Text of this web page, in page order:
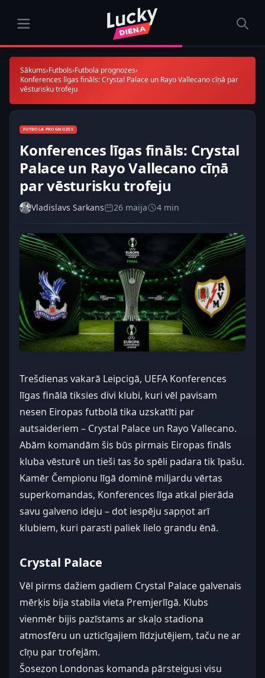
Sākums›Futbols›Futbola prognozes›
Konferences līgas fināls: Crystal Palace un Rayo Vallecano cīņā par
vēsturisku trofeju
FUTBOLA PROGNOZES
Konferences līgas fināls: Crystal
Palace un Rayo Vallecano cīņā
par vēsturisku trofeju
Vladislavs Sarkans 26 maija 4 min
Trešdienas vakarā Leipcigā, UEFA Konferences
līgas finālā tiksies divi klubi, kuri vēl pavisam
nesen Eiropas futbolā tika uzskatīti par
autsaideriem – Crystal Palace un Rayo Vallecano.
Abām komandām šis būs pirmais Eiropas fināls
kluba vēsturē un tieši tas šo spēli padara tik īpašu.
Kamēr Čempionu līgā dominē miljardu vērtas
superkomandas, Konferences līga atkal pierāda
savu galveno ideju – dot iespēju sapņot arī
klubiem, kuri parasti paliek lielo grandu ēnā.
Crystal Palace
Vēl pirms dažiem gadiem Crystal Palace galvenais
mērķis bija stabila vieta Premjerlīgā. Klubs
vienmēr bijis pazīstams ar skaļo stadiona
atmosfēru un uzticīgajiem līdzjutējiem, taču ne ar
cīņu par trofejām.
Šosezon Londonas komanda pārsteigusi visu